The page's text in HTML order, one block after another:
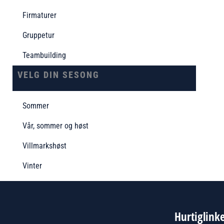
Firmaturer
Gruppetur
Teambuilding
VELG DIN SESONG
Sommer
Vår, sommer og høst
Villmarkshøst
Vinter